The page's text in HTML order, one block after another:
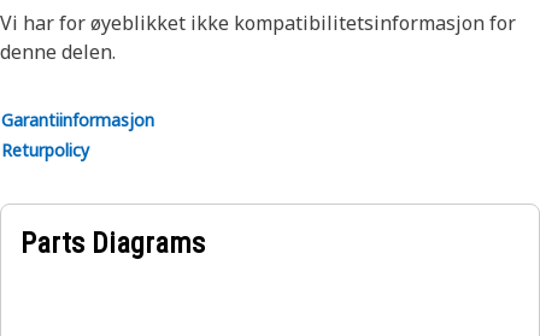
Vi har for øyeblikket ikke kompatibilitetsinformasjon for
denne delen.
Garantiinformasjon
Returpolicy
Parts Diagrams